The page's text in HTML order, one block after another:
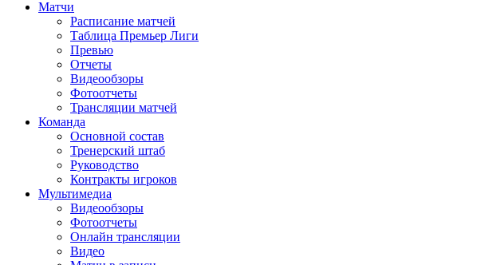
Матчи
Расписание матчей
Таблица Премьер Лиги
Превью
Отчеты
Видеообзоры
Фотоотчеты
Трансляции матчей
Команда
Основной состав
Тренерский штаб
Руководство
Контракты игроков
Мультимедиа
Видеообзоры
Фотоотчеты
Онлайн трансляции
Видео